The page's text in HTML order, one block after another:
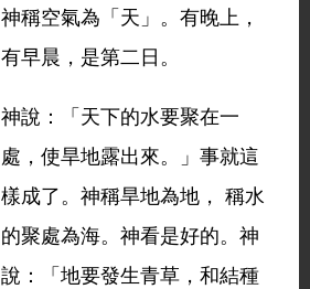
神稱空氣為「天」。有晚上，
有早晨，是第二日。
神說：「天下的水要聚在一
處，使旱地露出來。」事就這
樣成了。神稱旱地為地， 稱水
的聚處為海。神看是好的。神
說：「地要發生青草，和結種